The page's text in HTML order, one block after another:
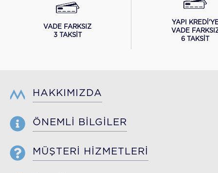
VADE FARKSIZ
3 TAKSİT
YAPI
VADE
6 TAKSİT
HAKKIMIZDA
ÖNEMLİ BİLGİLER
MÜŞTERİ HİZMETLERİ